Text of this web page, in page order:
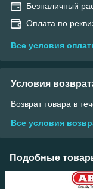
Безналичный
Оплата по
Все условия
Условия
Возврат товара в
Все условия
Подобные